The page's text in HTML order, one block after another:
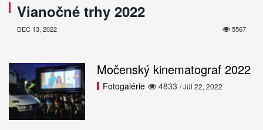
Vianočné trhy 2022
5567
DEC 13, 2022
Močenský kinematograf 2022
4833
Fotogalérie / Júl 22, 2022